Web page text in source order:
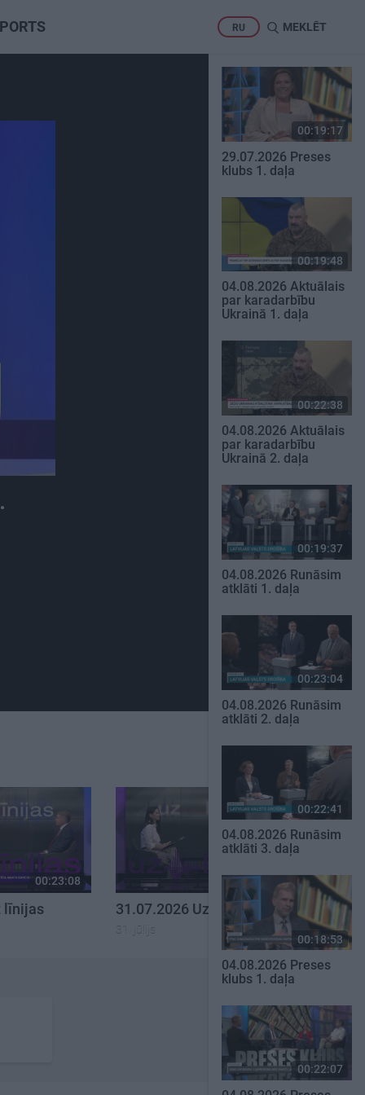
RU MEKLĒT
00:23:08
līnijas
00:22:18
31.07.2026 Uz līnijas
31. jūlijs
00:19:17
29.07.2026 Preses
klubs 1. daļa
00:19:48
04.08.2026 Aktuālais
par karadarbību
Ukrainā 1. daļa
00:22:38
04.08.2026 Aktuālais
par karadarbību
Ukrainā 2. daļa
00:19:37
04.08.2026 Runāsim
atklāti 1. daļa
00:23:04
04.08.2026 Runāsim
atklāti 2. daļa
00:22:41
04.08.2026 Runāsim
atklāti 3. daļa
00:18:53
04.08.2026 Preses
klubs 1. daļa
00:22:07